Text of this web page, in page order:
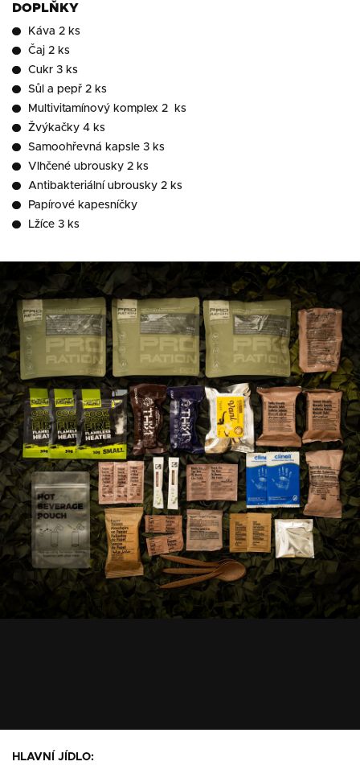
DOPLŇKY
Káva 2 ks
Čaj 2 ks
Cukr 3 ks
Sůl a pepř 2 ks
Multivitamínový komplex 2 ks
Žvýkačky 4 ks
Samoohřevná kapsle 3 ks
Vlhčené ubrousky 2 ks
Antibakteriální ubrousky 2 ks
Papírové kapesníčky
Lžíce 3 ks
HLAVNÍ JÍDLO: